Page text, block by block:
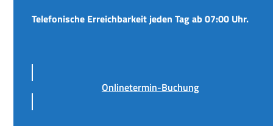
Telefonische Erreichbarkeit jeden Tag ab 07:00 Uhr.
Onlinetermin-Buchung